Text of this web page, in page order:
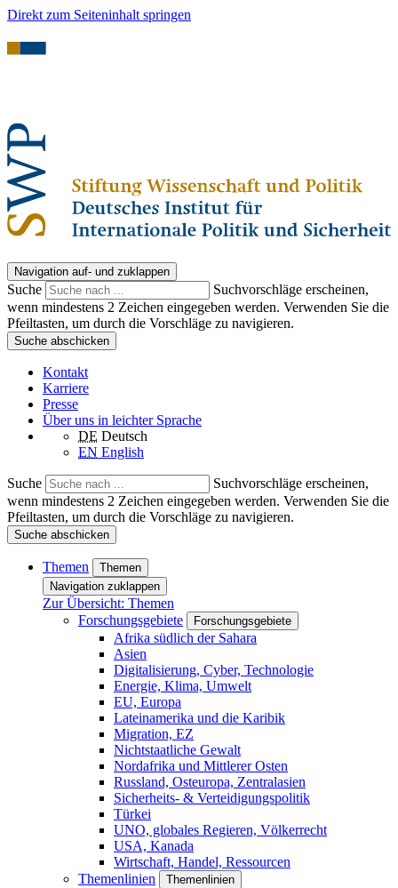
Direkt zum Seiteninhalt springen
Navigation auf- und zuklappen
Suche
Suchvorschläge erscheinen,
wenn mindestens 2 Zeichen eingegeben werden. Verwenden Sie die
Pfeiltasten, um durch die Vorschläge zu navigieren.
Suche abschicken
Kontakt
Karriere
Presse
Über uns in leichter Sprache
DE Deutsch
EN English
Suche
Suchvorschläge erscheinen,
wenn mindestens 2 Zeichen eingegeben werden. Verwenden Sie die
Pfeiltasten, um durch die Vorschläge zu navigieren.
Suche abschicken
Themen
Themen
Navigation zuklappen
Zur Übersicht: Themen
Forschungsgebiete
Forschungsgebiete
Afrika südlich der Sahara
Asien
Digitalisierung, Cyber, Technologie
Energie, Klima, Umwelt
EU, Europa
Lateinamerika und die Karibik
Migration, EZ
Nichtstaatliche Gewalt
Nordafrika und Mittlerer Osten
Russland, Osteuropa, Zentralasien
Sicherheits- & Verteidigungspolitik
Türkei
UNO, globales Regieren, Völkerrecht
USA, Kanada
Wirtschaft, Handel, Ressourcen
Themenlinien
Themenlinien